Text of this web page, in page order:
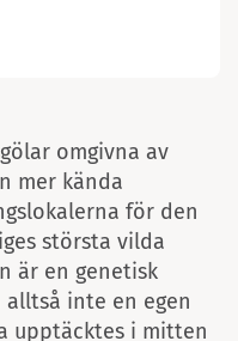
omgivna av
mer kända
för den
största vilda
är en genetisk
inte en egen
upptäcktes i mitten